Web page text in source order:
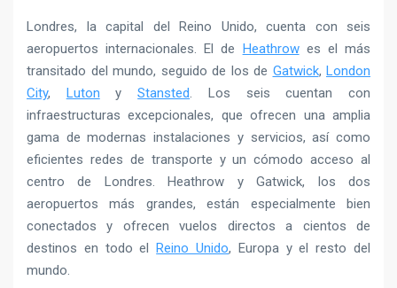
Londres, la capital del Reino Unido, cuenta con seis
aeropuertos internacionales. El de Heathrowes el más
transitado del mundo, seguido de los de Gatwick, London
City, Luton yStansted. Los seis cuentan con
infraestructuras excepcionales, que ofrecen una amplia
gama de modernas instalaciones y servicios, así como
eficientes redes de transporte y un cómodo acceso al
centro de Londres. Heathrow y Gatwick, los dos
aeropuertos más grandes, están especialmente bien
conectados y ofrecen vuelos directos a cientos de
destinos en todo elReino Unido, Europa y el resto del
mundo.